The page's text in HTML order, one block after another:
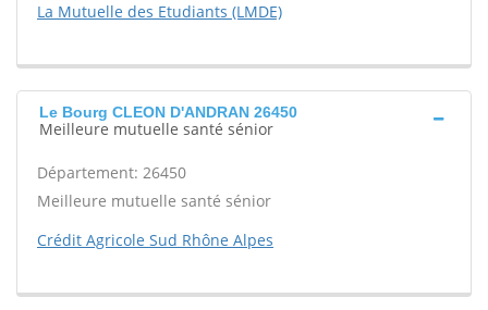
La Mutuelle des Etudiants (LMDE)
Le Bourg CLEON D'ANDRAN 26450
Meilleure mutuelle santé sénior
Département: 26450
Meilleure mutuelle santé sénior
Crédit Agricole Sud Rhône Alpes